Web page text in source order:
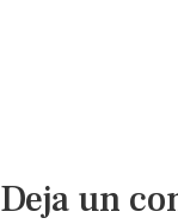
Deja un